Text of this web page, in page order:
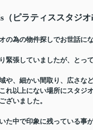
（ピラティススタジ
の為の物件探しでお世話にな
緊張していましたが、とっ
や、細かい間取り、広さな
れ以上にない場所にスタジ
ざいました。
た中で印象に残っている事が